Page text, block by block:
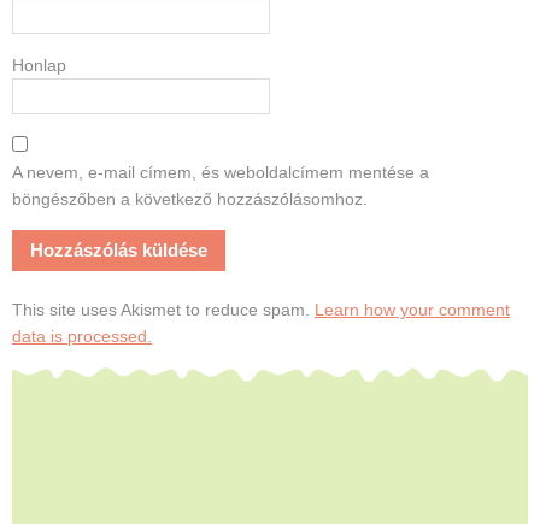
Honlap
A nevem, e-mail címem, és weboldalcímem mentése a
böngészőben a következő hozzászólásomhoz.
This site uses Akismet to reduce spam. Learn how your comment
data is processed.